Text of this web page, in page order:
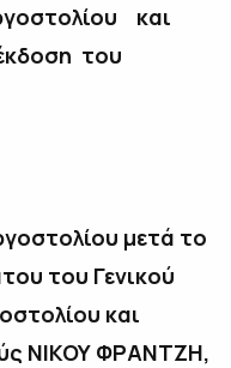
και
του
μετά το
του Γενικού
και
ΝΙΚΟΥ ΦΡΑΝΤΖΗ,